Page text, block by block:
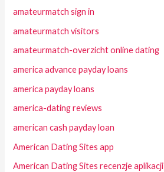
amateurmatch sign in
amateurmatch visitors
amateurmatch-overzicht online dating
america advance payday loans
america payday loans
america-dating reviews
american cash payday loan
American Dating Sites app
American Dating Sites recenzje aplikacji